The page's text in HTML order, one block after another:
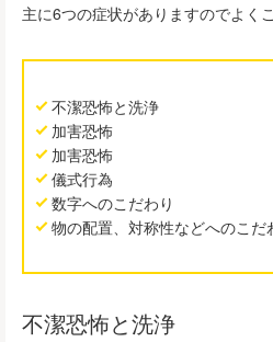
主に6つの症状がありますのでよく
不潔恐怖と洗浄
加害恐怖
加害恐怖
儀式行為
数字へのこだわり
物の配置、対称性などへのこだ
不潔恐怖と洗浄